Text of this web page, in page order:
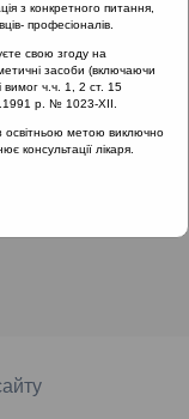
з
::
з конкретного питання,
професіоналів.
свою згоду на
засоби (включаючи
вимог ч.ч. 1, 2 ст. 15
р. № 1023-XII.
освітньою метою виключно
консультації лікаря.